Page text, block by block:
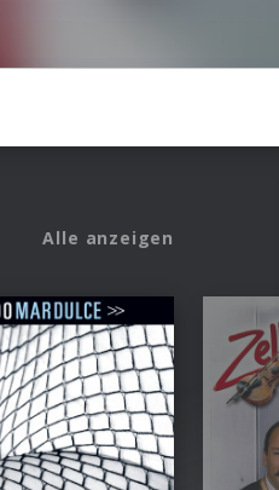
Alle anzeigen